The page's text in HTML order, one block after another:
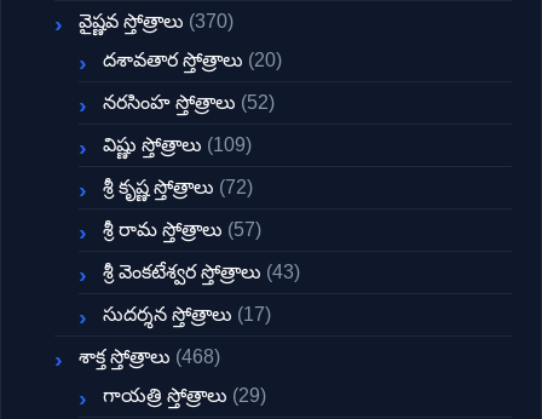
వైష్ణవ స్తోత్రాలు (370)
దశావతార స్తోత్రాలు (20)
నరసింహ స్తోత్రాలు (52)
విష్ణు స్తోత్రాలు (109)
శ్రీ కృష్ణ స్తోత్రాలు (72)
శ్రీ రామ స్తోత్రాలు (57)
శ్రీ వెంకటేశ్వర స్తోత్రాలు (43)
సుదర్శన స్తోత్రాలు (17)
శాక్త స్తోత్రాలు (468)
గాయత్రి స్తోత్రాలు (29)